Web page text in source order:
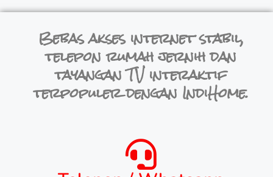
Bebas akses internet stabil,
telepon rumah jernih dan
tayangan TV interaktif
terpopuler dengan IndiHome.